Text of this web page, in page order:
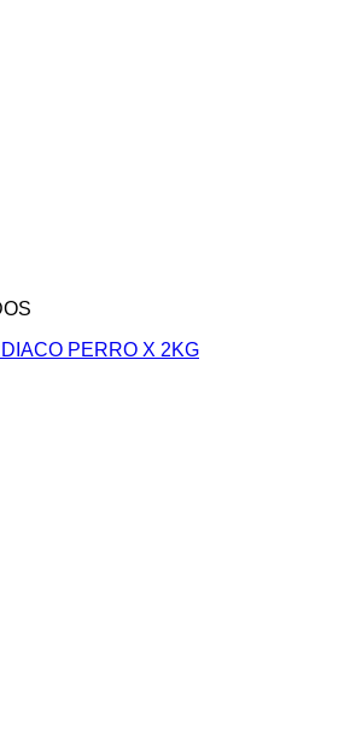
PERRO X 2KG